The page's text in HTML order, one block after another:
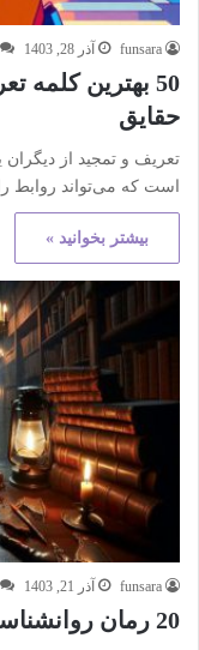
funsara آذر 28, 1403
50 بهترین
حقایق
تعریف و تمجید از
است که می‌تواند روابط
بیشتر بخوانید »
funsara آذر 21, 1403
20 رمان روانشناسی تاریک+ دانلود PDF رایگان